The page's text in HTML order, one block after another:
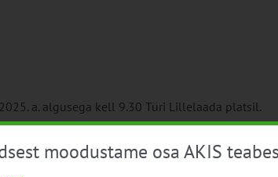
a. algusega kell 9.30 Türi Lillelaada platsil.
Lillelaadal, Kalevi tn väljakul pealava taga
moodustame osa AKIS